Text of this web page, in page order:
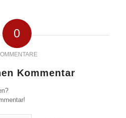
0
Kommentar